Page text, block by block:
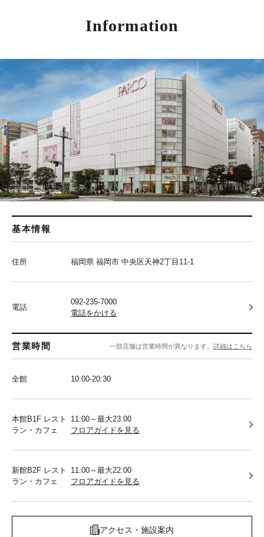
Information
基本情報
住所 福岡県 福岡市 中央区天神2丁目11-1
電話
092-235-7000
電話をかける
営業時間 一部店舗は営業時間が異なります。 詳細はこちら
全館 10:00-20:30
本館B1F レスト
ラン・カフェ
11:00～最大23:00
フロアガイドを見る
新館B2F レスト
ラン・カフェ
11:00～最大22:00
フロアガイドを見る
アクセス・施設案内